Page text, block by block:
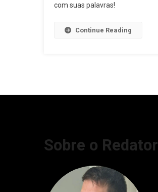
com suas palavras!
Continue Reading
Sobre o Redator